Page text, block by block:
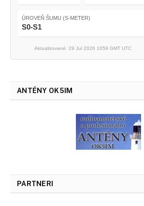
ÚROVEŇ ŠUMU (S-METER)
S0-S1
Aktualizované: 29 Jul 2026 1059 GMT UTC
ANTÉNY OK5IM
PARTNERI